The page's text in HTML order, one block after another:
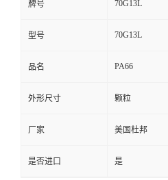
牌号 70G13L
型号 70G13L
品名 PA66
外形尺寸 颗粒
厂家 美国杜邦
是否进口 是